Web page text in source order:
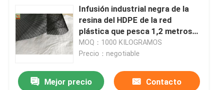
Infusión industrial negra de la
resina del HDPE de la red
plástica que pesca 1,2 metros
de ancho
MOQ：1000 KILOGRAMOS
Precio：negotiable
Mejor precio Contacto